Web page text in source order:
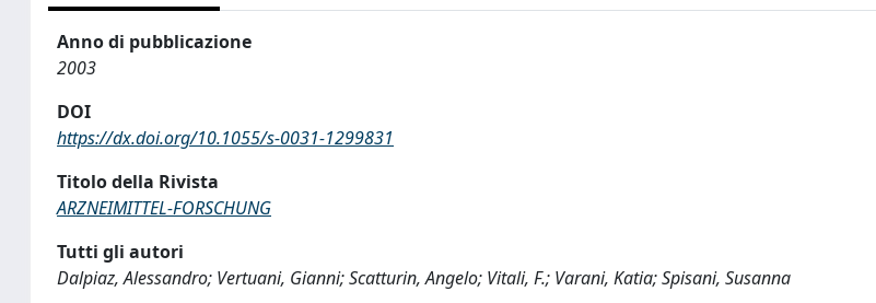
Anno di pubblicazione
2003
DOI
https://dx.doi.org/10.1055/s-0031-1299831
Titolo della Rivista
ARZNEIMITTEL-FORSCHUNG
Tutti gli autori
Dalpiaz, Alessandro; Vertuani, Gianni; Scatturin, Angelo; Vitali, F.; Varani, Katia; Spisani, Susanna